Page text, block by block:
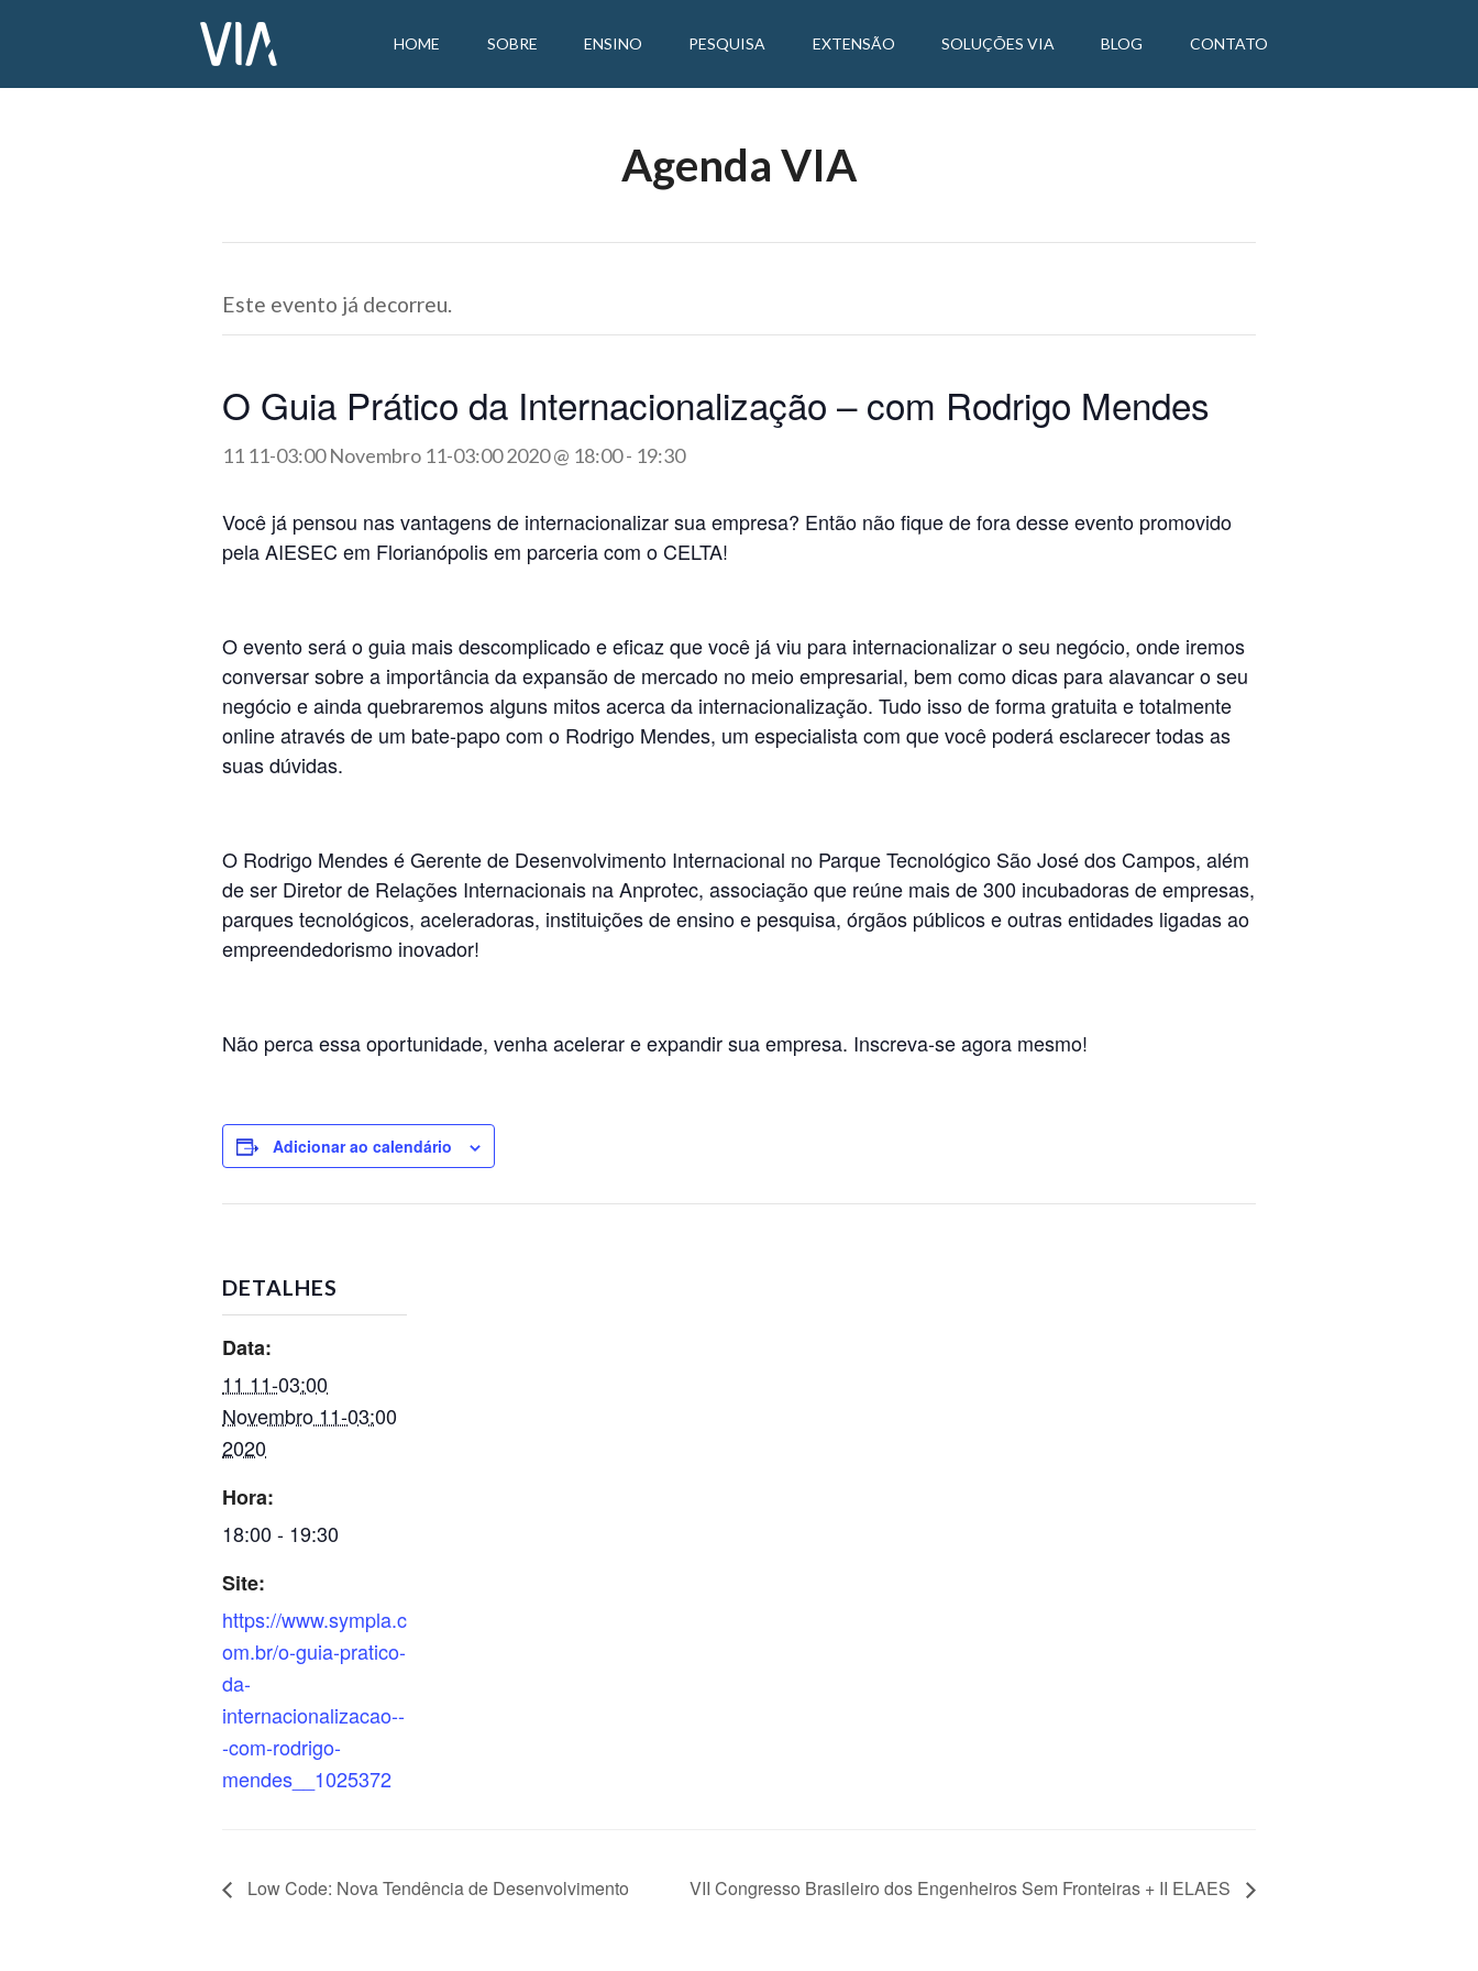
HOME SOBRE ENSINO PESQUISA EXTENSÃO SOLUÇÕES VIA BLOG CONTATO
Agenda VIA
Este evento já decorreu.
O Guia Prático da Internacionalização – com Rodrigo Mendes
11 11-03:00 Novembro 11-03:00 2020 @ 18:00- 19:30
Você já pensou nas vantagens de internacionalizar sua empresa? Então não fique de fora desse evento promovido
pela AIESEC em Florianópolis em parceria com o CELTA!
O evento será o guia mais descomplicado e eficaz que você já viu para internacionalizar o seu negócio, onde iremos
conversar sobre a importância da expansão de mercado no meio empresarial, bem como dicas para alavancar o seu
negócio e ainda quebraremos alguns mitos acerca da internacionalização. Tudo isso de forma gratuita e totalmente
online através de um bate-papo com o Rodrigo Mendes, um especialista com que você poderá esclarecer todas as
suas dúvidas.
O Rodrigo Mendes é Gerente de Desenvolvimento Internacional no Parque Tecnológico São José dos Campos, além
de ser Diretor de Relações Internacionais na Anprotec, associação que reúne mais de 300 incubadoras de empresas,
parques tecnológicos, aceleradoras, instituições de ensino e pesquisa, órgãos públicos e outras entidades ligadas ao
empreendedorismo inovador!
Não perca essa oportunidade, venha acelerar e expandir sua empresa. Inscreva-se agora mesmo!
Adicionar ao calendário
DETALHES
Data:
11 11-03:00
Novembro 11-03:00
2020
Hora:
18:00 - 19:30
Site:
https://www.sympla.c
om.br/o-guia-pratico-
da-
internacionalizacao--
-com-rodrigo-
mendes__1025372
Low Code: Nova Tendência de Desenvolvimento VII Congresso Brasileiro dos Engenheiros Sem Fronteiras + II ELAES